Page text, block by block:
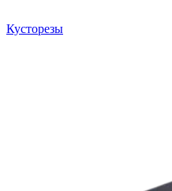
Кусторезы